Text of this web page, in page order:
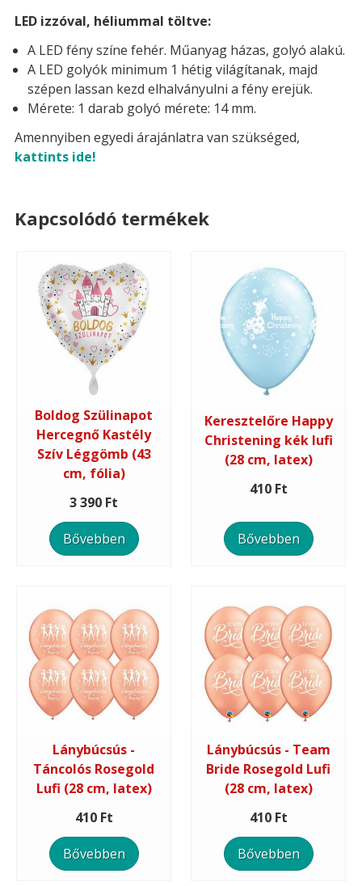
LED izzóval, héliummal töltve:
A LED fény színe fehér. Műanyag házas, golyó alakú.
A LED golyók minimum 1 hétig világítanak, majd
szépen lassan kezd elhalványulni a fény erejük.
Mérete: 1 darab golyó mérete: 14 mm.
Amennyiben egyedi árajánlatra van szükséged,
kattints ide!
Kapcsolódó termékek
Boldog Szülinapot
Hercegnő Kastély
Szív Léggömb (43
cm, fólia)
3 390 Ft
Bővebben
Keresztelőre Happy
Christening kék lufi
(28 cm, latex)
410 Ft
Bővebben
Lánybúcsús -
Táncolós Rosegold
Lufi (28 cm, latex)
410 Ft
Bővebben
Lánybúcsús - Team
Bride Rosegold Lufi
(28 cm, latex)
410 Ft
Bővebben